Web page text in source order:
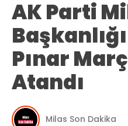
ASAYIŞ
GÜNDEM
EKONOMI
SPOR
VEFAT
AK Parti
Pınar
Atandı
Milas Son Dakika